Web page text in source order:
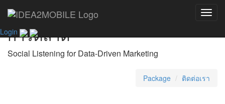
Login
บทความประยุกต์ Data ที่มีผลต่อ
การตลาด
Social Listening for Data-Driven Marketing
Package ติดต่อเรา